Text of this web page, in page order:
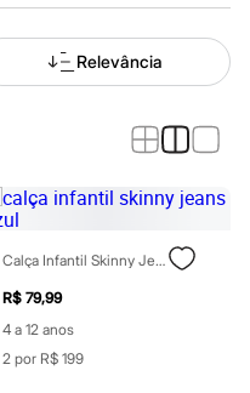
Relevância
Calça Infantil Skinny Jeans Azul
R$ 79,99
4 a 12 anos
2 por R$ 199